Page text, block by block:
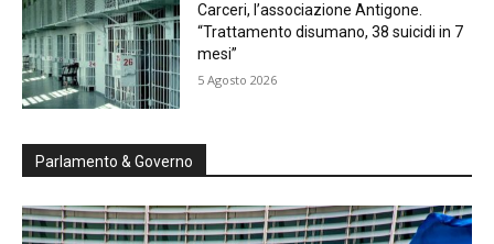
Carceri, l’associazione Antigone.
“Trattamento disumano, 38 suicidi in 7
mesi”
5 Agosto 2026
Parlamento & Governo